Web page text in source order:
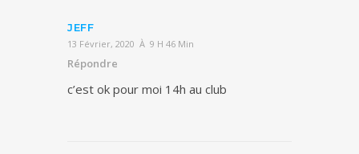
JEFF
13 Février, 2020 À 9 H 46 Min
Répondre
c’est ok pour moi 14h au club